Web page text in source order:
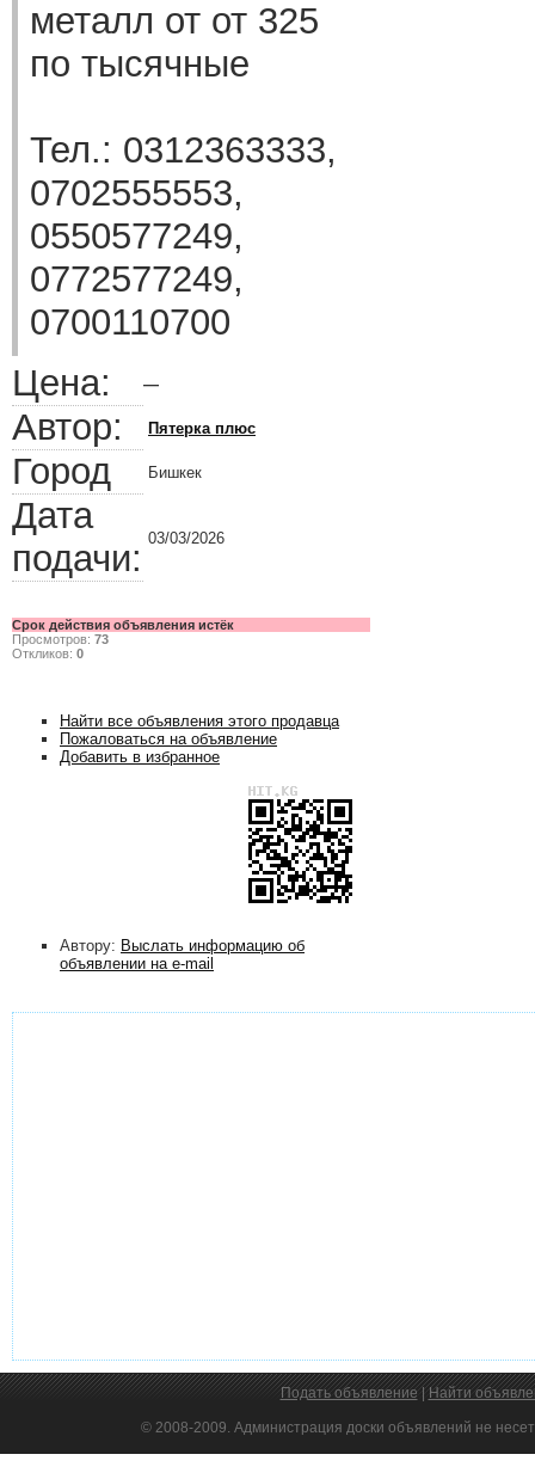
металл от от 325
по тысячные
Тел.: 0312363333,
0702555553,
0550577249,
0772577249,
0700110700
Цена:
—
Автор: Пятерка плюс
Город Бишкек
Дата
подачи: 03/03/2026
Срок действия объявления истёк
Просмотров: 73
Откликов: 0
Найти все объявления этого продавца
Пожаловаться на объявление
Добавить в избранное
Автору: Выслать информацию об
объявлении на e-mail
Подать объявление Найти
© 2008-2009. Администрация доски объявлений не